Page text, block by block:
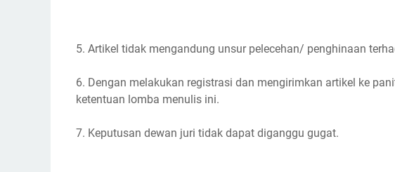
5. Artikel tidak mengandung unsur pelecehan/ penghinaan
6. Dengan melakukan registrasi dan mengirimkan artikel ke
ketentuan lomba menulis ini.
7. Keputusan dewan juri tidak dapat diganggu gugat.